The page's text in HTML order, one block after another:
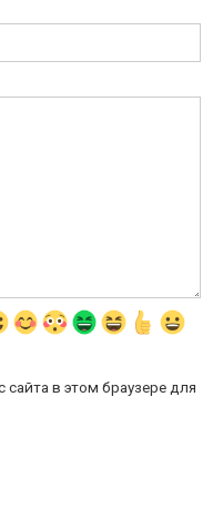
в этом браузере для